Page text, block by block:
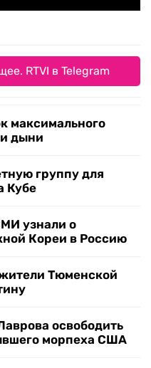
RTVI в Telegram
максимального
дыни
группу для
Кубе
узнали о
Кореи в Россию
Тюменской
освободить
морпеха США